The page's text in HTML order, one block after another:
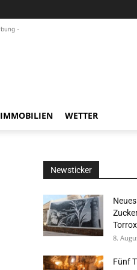
-
IMMOBILIEN WETTER
Newsticker
Torrox
8.
Fünf